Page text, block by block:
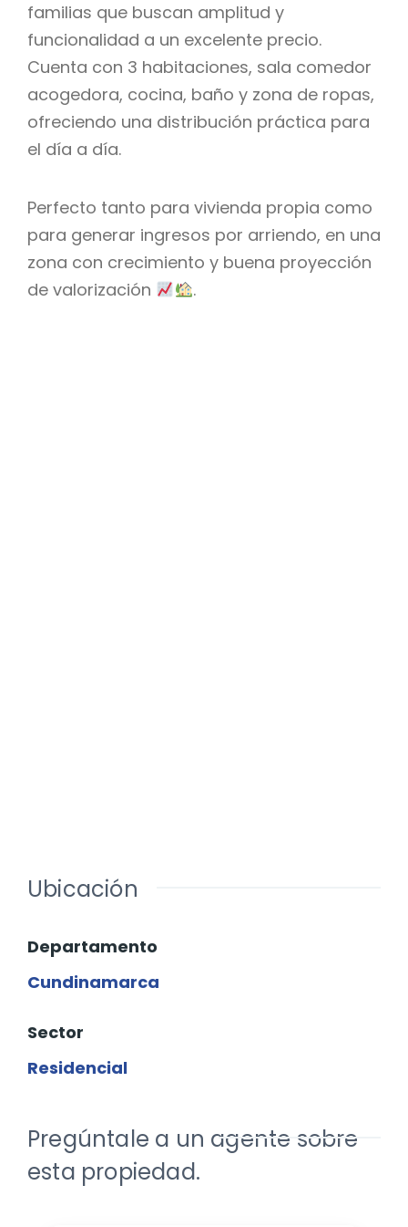
familias que buscan amplitud y
funcionalidad a un excelente precio.
Cuenta con 3 habitaciones, sala comedor
acogedora, cocina, baño y zona de ropas,
ofreciendo una distribución práctica para
el día a día.
Perfecto tanto para vivienda propia como
para generar ingresos por arriendo, en una
zona con crecimiento y buena proyección
de valorización
.
Ubicación
Departamento
Cundinamarca
Sector
Residencial
Pregúntale a un agente sobre
esta propiedad.